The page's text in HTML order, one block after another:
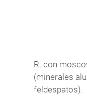
R. con
(minerales
feldespatos).